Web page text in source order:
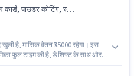
कोटिंग, स्प्रे पेंटिंग, बैंक अकाउंट
खुली है, मासिक वेतन ₹35000 रहेगा। इस
फुल टाइम की है, डे शिफ्ट के साथ और 6